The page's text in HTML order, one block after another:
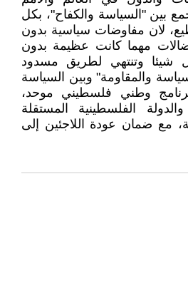
بين "السياسة والكفاح"، بكل
لان مفاوضات سياسية بدون
مهما كانت عظيمة بدون
شيئا وتنتهي لطريق مسدود
والمقاومة" وبين السياسة
وطني فلسطيني موحد،
الفلسطينية المستقلة
مع ضمان عودة اللاجئين إلى